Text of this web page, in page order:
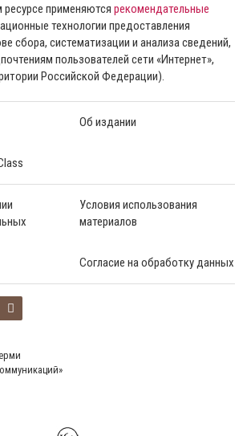
применяются рекомендательные
технологии предоставления
сбора, систематизации и анализа сведений,
пользователей сети «Интернет»,
Российской Федерации).
Об издании
Условия использования
материалов
Согласие на обработку данных